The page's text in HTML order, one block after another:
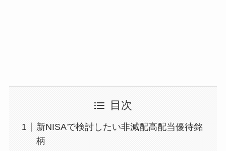
目次
新NISAで検討したい非減配高配当優待銘
柄